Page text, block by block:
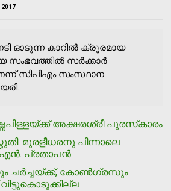
2017
ഓടുന്ന കാറില്‍ ക്രൂരമായ
സംഭവത്തില്‍ സര്‍ക്കാര്‍
സിപിഎം സംസ്ഥാന
അക്ഷരശ്രീ പുരസ്‌കാരം
മുരളീധരനു പിന്നാലെ
എന്‍. പ്രതാപന്‍
കോണ്‍ഗ്രസും